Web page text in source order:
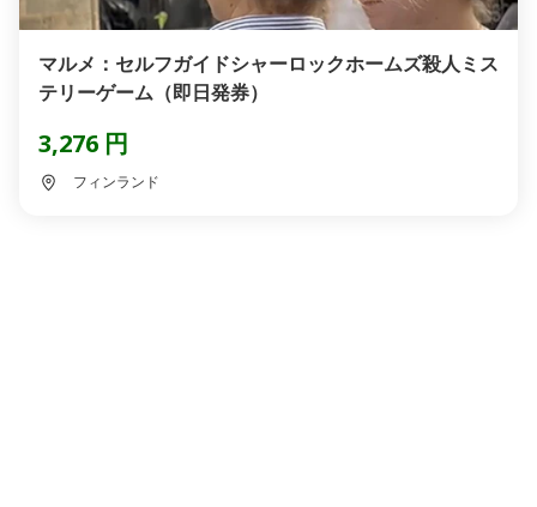
マルメ：セルフガイドシャーロックホームズ殺人ミス
テリーゲーム（即日発券）
3,276 円
フィンランド